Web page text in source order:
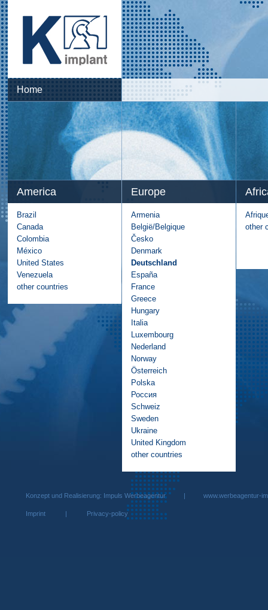
Home
America
Brazil
Canada
Colombia
México
United States
Venezuela
other countries
Europe
Armenia
België/Belgique
Česko
Denmark
Deutschland
España
France
Greece
Hungary
Italia
Luxembourg
Nederland
Norway
Österreich
Polska
Россия
Schweiz
Sweden
Ukraine
United Kingdom
other countries
other
Konzept und Realisierung: Impuls Werbeagentur | www.werbeagentur-
Imprint| Privacy-policy